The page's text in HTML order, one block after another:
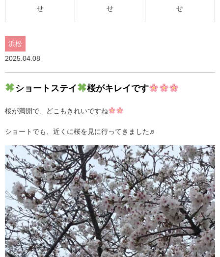
せ
せ
せ
浜松
2025.04.08
ショートステイ 桜がキレイです
桜が満開で、どこもきれいですね
ショートでも、近くに桜を見に行ってきました♬